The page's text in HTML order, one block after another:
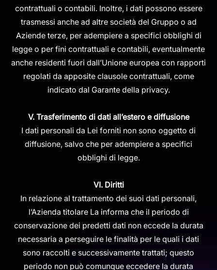
contrattuali o contabili. Inoltre, i dati possono essere
trasmessi anche ad altre società del Gruppo o ad
Aziende terze, per adempiere a specifici obblighi di
legge o per fini contrattuali e contabili, eventualmente
anche residenti fuori dall’Unione europea con rapporti
regolati da apposite clausole contrattuali, come
indicato dal Garante della privacy.
V. Trasferimento di dati all’estero e diffusione
I dati personali da Lei forniti non sono oggetto di
diffusione, salvo che per adempiere a specifici
obblighi di legge.
VI. Diritti
In relazione al trattamento dei suoi dati personali,
l’Azienda titolare La informa che il periodo di
conservazione dei predetti dati non eccede la durata
necessaria a perseguire le finalità per le quali i dati
sono raccolti e successivamente trattati; questo
periodo non può comunque eccedere la durata